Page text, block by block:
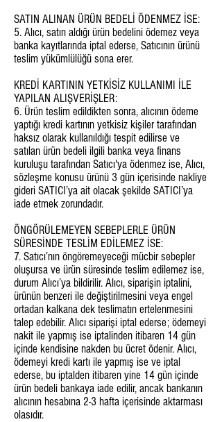
SATIN ALINAN ÜRÜN BEDELİ ÖDENMEZ İSE:
5. Alıcı, satın aldığı ürün bedelini ödemez veya
banka kayıtlarında iptal ederse, Satıcının ürünü
teslim yükümlülüğü sona erer.
KREDİ KARTININ YETKİSİZ KULLANIMI İLE
YAPILAN ALIŞVERİŞLER:
6. Ürün teslim edildikten sonra, alıcının ödeme
yaptığı kredi kartının yetkisiz kişiler tarafından
haksız olarak kullanıldığı tespit edilirse ve
satılan ürün bedeli ilgili banka veya finans
kuruluşu tarafından Satıcı'ya ödenmez ise, Alıcı,
sözleşme konusu ürünü 3 gün içerisinde nakliye
gideri SATICI’ya ait olacak şekilde SATICI’ya
iade etmek zorundadır.
ÖNGÖRÜLEMEYEN SEBEPLERLE ÜRÜN
SÜRESİNDE TESLİM EDİLEMEZ İSE:
7. Satıcı’nın öngöremeyeceği mücbir sebepler
oluşursa ve ürün süresinde teslim edilemez ise,
durum Alıcı’ya bildirilir. Alıcı, siparişin iptalini,
ürünün benzeri ile değiştirilmesini veya engel
ortadan kalkana dek teslimatın ertelenmesini
talep edebilir. Alıcı siparişi iptal ederse; ödemeyi
nakit ile yapmış ise iptalinden itibaren 14 gün
içinde kendisine nakden bu ücret ödenir. Alıcı,
ödemeyi kredi kartı ile yapmış ise ve iptal
ederse, bu iptalden itibaren yine 14 gün içinde
ürün bedeli bankaya iade edilir, ancak bankanın
alıcının hesabına 2-3 hafta içerisinde aktarması
olasıdır.